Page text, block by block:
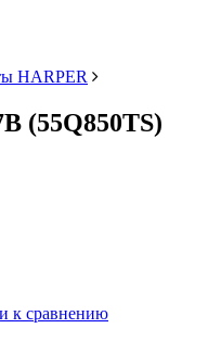
HARPER
(55Q850TS)
к сравнению